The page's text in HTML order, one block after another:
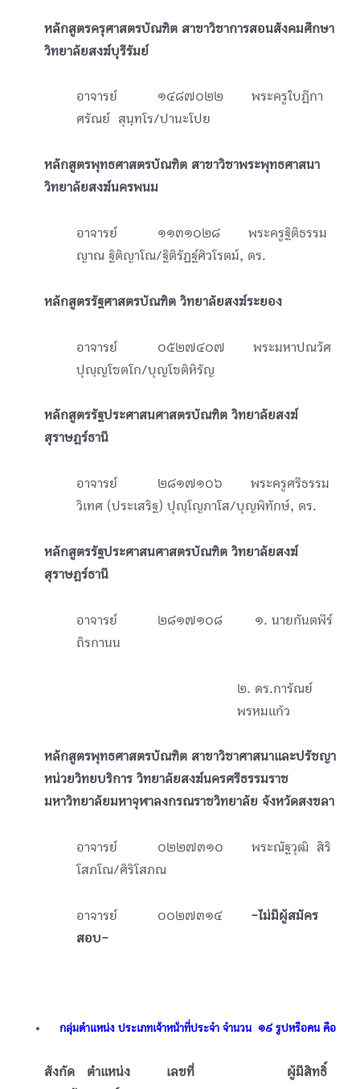
หลักสูตรครุศาสตรบัณฑิต สาขาวิชาการสอนสังคมศึกษา
วิทยาลัยสงฆ์บุรีรัมย์
อาจารย์ ๑๔๘๗๐๒๒ พระครูใบฎีกา
ศรัณย์ สุนฺทโร/ปานะโปย
หลักสูตรพุทธศาสตรบัณฑิต สาขาวิชาพระพุทธศาสนา
วิทยาลัยสงฆ์นครพนม
อาจารย์ ๑๑๓๑๐๒๘ พระครูฐิติธรรม
ญาณ ฐิติญาโณ/ฐิติรัฏฐ์ศิวโรตม์, ดร.
หลักสูตรรัฐศาสตรบัณฑิต วิทยาลัยสงฆ์ระยอง
อาจารย์ ๐๕๒๗๔๐๗ พระมหาปณวัศ
ปุญฺญโชตโก/บุญโชติหิรัญ
หลักสูตรรัฐประศาสนศาสตรบัณฑิต วิทยาลัยสงฆ์
สุราษฎร์ธานี
อาจารย์ ๒๘๑๗๑๐๖ พระครูศรีธรรม
วิเทศ (ประเสริฐ) ปุญฺโญภาโส/บุญพิทักษ์, ดร.
หลักสูตรรัฐประศาสนศาสตรบัณฑิต วิทยาลัยสงฆ์
สุราษฎร์ธานี
อาจารย์ ๒๘๑๗๑๐๘ ๑. นายกันตพีร์
ถิรกานน
๒. ดร.การัณย์
พรหมแก้ว
หลักสูตรพุทธศาสตรบัณฑิต สาขาวิชาศาสนาและปรัชญา
หน่วยวิทยบริการ วิทยาลัยสงฆ์นครศรีธรรมราช
มหาวิทยาลัยมหาจุฬาลงกรณราชวิทยาลัย จังหวัดสงขลา
อาจารย์ ๐๒๒๗๓๑๐ พระณัฐวุฒิ สิริ
โสภโณ/ศิริโสภณ
อาจารย์ ๐๐๒๗๓๑๔ -ไม่มีผู้สมัคร
สอบ-
ᅠกลุ่มตำแหน่ง ประเภทเจ้าหน้าที่ประจำ จำนวน ๑๙ รูปหรือคน คือ
สังกัด ตำแหน่ง เลขที่ ผู้มีสิทธิ์